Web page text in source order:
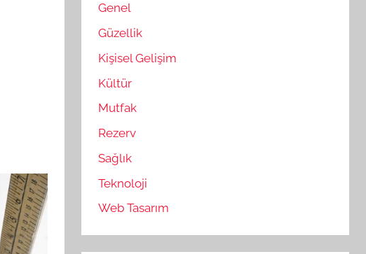
Genel
Güzellik
Kişisel Gelişim
Kültür
Mutfak
Rezerv
Sağlık
Teknoloji
Web Tasarım